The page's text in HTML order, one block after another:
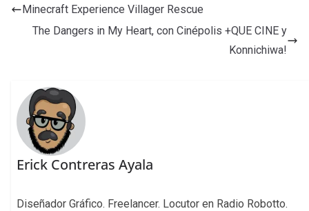
Minecraft Experience Villager Rescue
The Dangers in My Heart, con Cinépolis +QUE CINE y
Konnichiwa!
Erick Contreras Ayala
Diseñador Gráfico. Freelancer. Locutor en Radio Robotto.